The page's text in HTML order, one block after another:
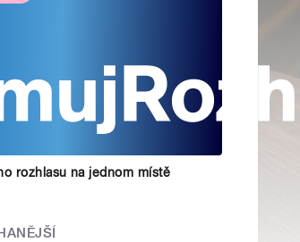
rozhlasu na jednom místě